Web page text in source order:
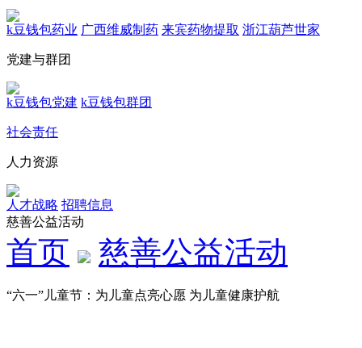
k豆钱包药业 广西维威制药 来宾药物提取 浙江葫芦世家
党建与群团
k豆钱包党建 k豆钱包群团
社会责任
人力资源
人才战略 招聘信息
慈善公益活动
首页 慈善公益活动
“六一”儿童节：为儿童点亮心愿 为儿童健康护航